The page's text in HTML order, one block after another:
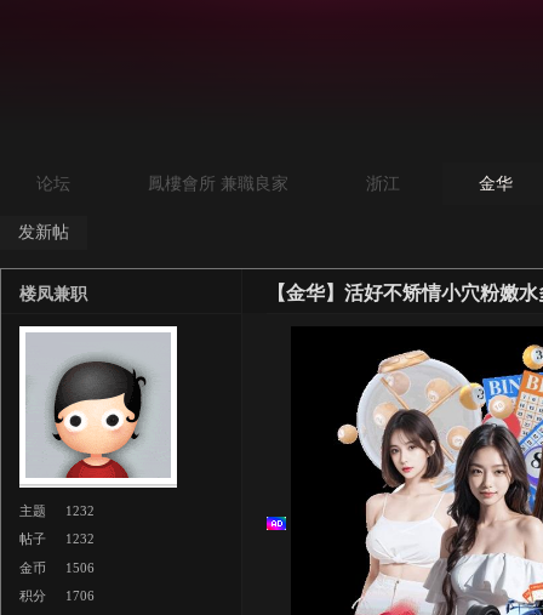
论坛 鳳樓會所 兼職良家 浙江 金华
发新帖
【金华】活好不矫情小穴粉嫩水
楼凤兼职
主题
1232
帖子
1232
金币
1506
积分
1706